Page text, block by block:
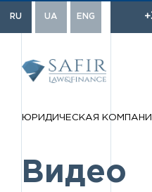
ENG
RU UA
ЮРИДИЧЕСКАЯ
Видео
Популярные
Взыскание долгов
Разработка договоров